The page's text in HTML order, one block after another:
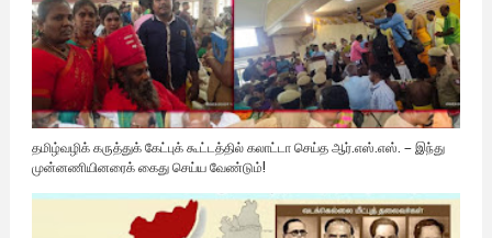
தமிழ்வழிக் கருத்துக் கேட்புக் கூட்டத்தில் கலாட்டா செய்த ஆர்.எஸ்.எஸ். – இந்து
முன்னணியினரைக் கைது செய்ய வேண்டும்!